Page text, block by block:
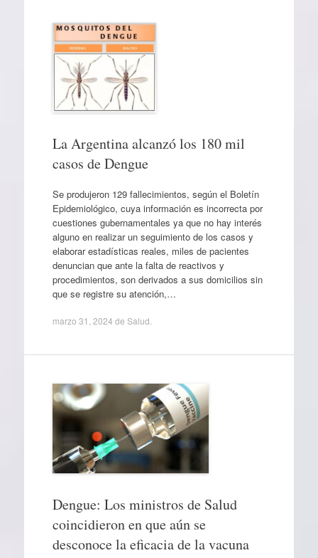
La Argentina alcanzó los 180 mil
casos de Dengue
Se produjeron 129 fallecimientos, según el Boletín
Epidemiológico, cuya información es incorrecta por
cuestiones gubernamentales ya que no hay interés
alguno en realizar un seguimiento de los casos y
elaborar estadísticas reales, miles de pacientes
denuncian que ante la falta de reactivos y
procedimientos, son derivados a sus domicilios sin
que se registre su atención,…
marzo 31, 2024 de Salud
Dengue: Los ministros de Salud
coincidieron en que aún se
desconoce la eficacia de la vacuna